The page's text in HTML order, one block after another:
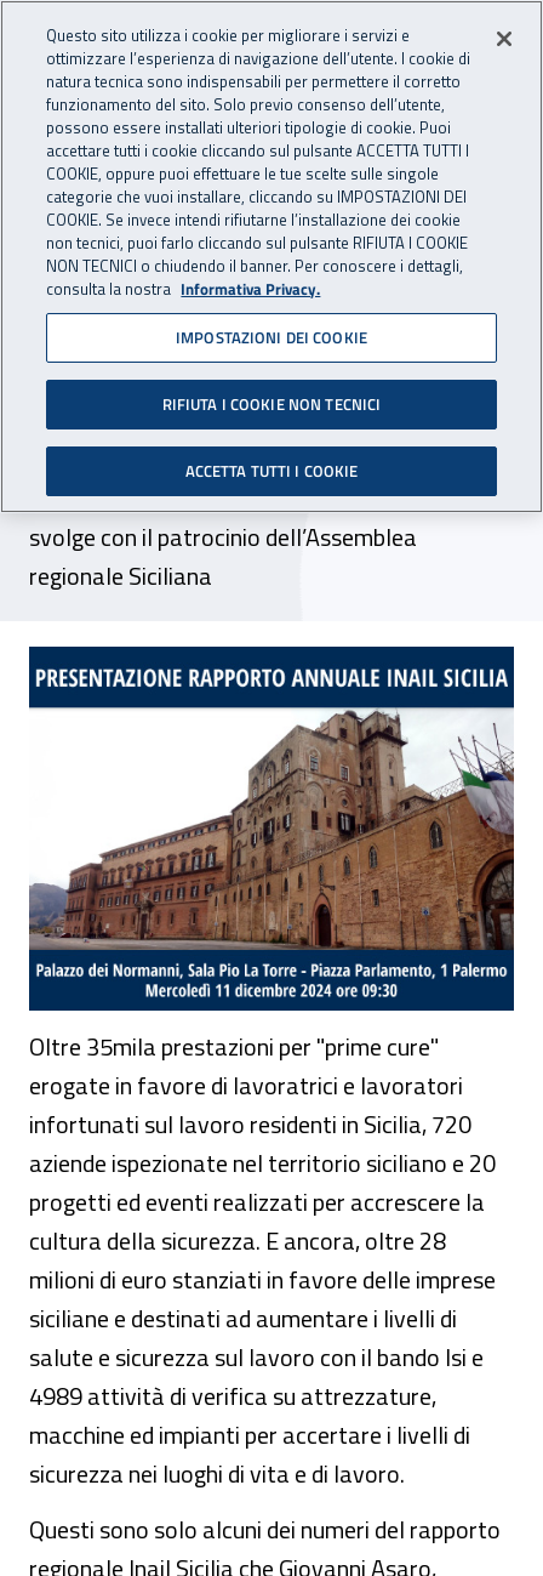
INAIL - Istituto Nazionale
Apri cerca
Navigazione principale
Navigazione - Ti trovi in:
Home Inail comunica Eventi
11 dicembre 2024
Presentazione del Rapporto
annuale Inail Sicilia
Palermo, 11 dicembre 2024. Organizzato dalla
Direzione regionale dell’Istituto, l’evento si
svolge con il patrocinio dell’Assemblea
regionale Siciliana
Presentazione del Rapporto annuale
Oltre 35mila prestazioni per "prime cure"
erogate in favore di lavoratrici e lavoratori
infortunati sul lavoro residenti in Sicilia, 720
aziende ispezionate nel territorio siciliano e 20
progetti ed eventi realizzati per accrescere la
cultura della sicurezza. E ancora, oltre 28
milioni di euro stanziati in favore delle imprese
siciliane e destinati ad aumentare i livelli di
salute e sicurezza sul lavoro con il bando Isi e
4989 attività di verifica su attrezzature,
macchine ed impianti per accertare i livelli di
sicurezza nei luoghi di vita e di lavoro.
Questi sono solo alcuni dei numeri del rapporto
regionale Inail Sicilia che Giovanni Asaro,
Questo sito utilizza i cookie per migliorare i servizi e
ottimizzare l’esperienza di navigazione dell’utente. I cookie di
natura tecnica sono indispensabili per permettere il corretto
funzionamento del sito. Solo previo consenso dell’utente,
possono essere installati ulteriori tipologie di cookie. Puoi
accettare tutti i cookie cliccando sul pulsante ACCETTA TUTTI I
COOKIE, oppure puoi effettuare le tue scelte sulle singole
categorie che vuoi installare, cliccando su IMPOSTAZIONI DEI
COOKIE. Se invece intendi rifiutarne l’installazione dei cookie
non tecnici, puoi farlo cliccando sul pulsante RIFIUTA I COOKIE
NON TECNICI o chiudendo il banner. Per conoscere i dettagli,
consulta la nostra Informativa Privacy.
IMPOSTAZIONI DEI COOKIE
RIFIUTA I COOKIE NON TECNICI
ACCETTA TUTTI I COOKIE